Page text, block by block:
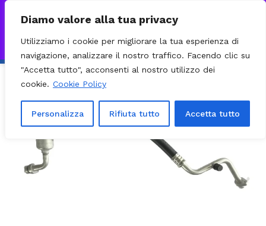
Diamo valore alla tua privacy
Utilizziamo i cookie per migliorare la tua esperienza di
navigazione, analizzare il nostro traffico. Facendo clic su
"Accetta tutto", acconsenti al nostro utilizzo dei
cookie. Cookie Policy
Personalizza Rifiuta tutto Accetta tutto
VISITA IL NOSTRO E-COMMERCE – SPEDIZIONI NAZIONALI E
INVIATE CON CORRIERE DHL EXPRESS - BRT - UPSIgnora